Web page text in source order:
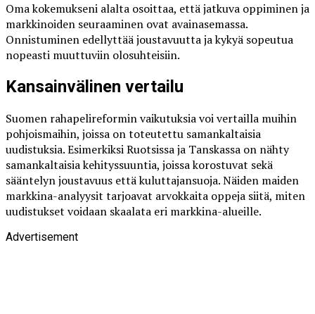
Oma kokemukseni alalta osoittaa, että jatkuva oppiminen ja
markkinoiden seuraaminen ovat avainasemassa.
Onnistuminen edellyttää joustavuutta ja kykyä sopeutua
nopeasti muuttuviin olosuhteisiin.
Kansainvälinen vertailu
Suomen rahapelireformin vaikutuksia voi vertailla muihin
pohjoismaihin, joissa on toteutettu samankaltaisia
uudistuksia. Esimerkiksi Ruotsissa ja Tanskassa on nähty
samankaltaisia kehityssuuntia, joissa korostuvat sekä
sääntelyn joustavuus että kuluttajansuoja. Näiden maiden
markkina-analyysit tarjoavat arvokkaita oppeja siitä, miten
uudistukset voidaan skaalata eri markkina-alueille.
Advertisement